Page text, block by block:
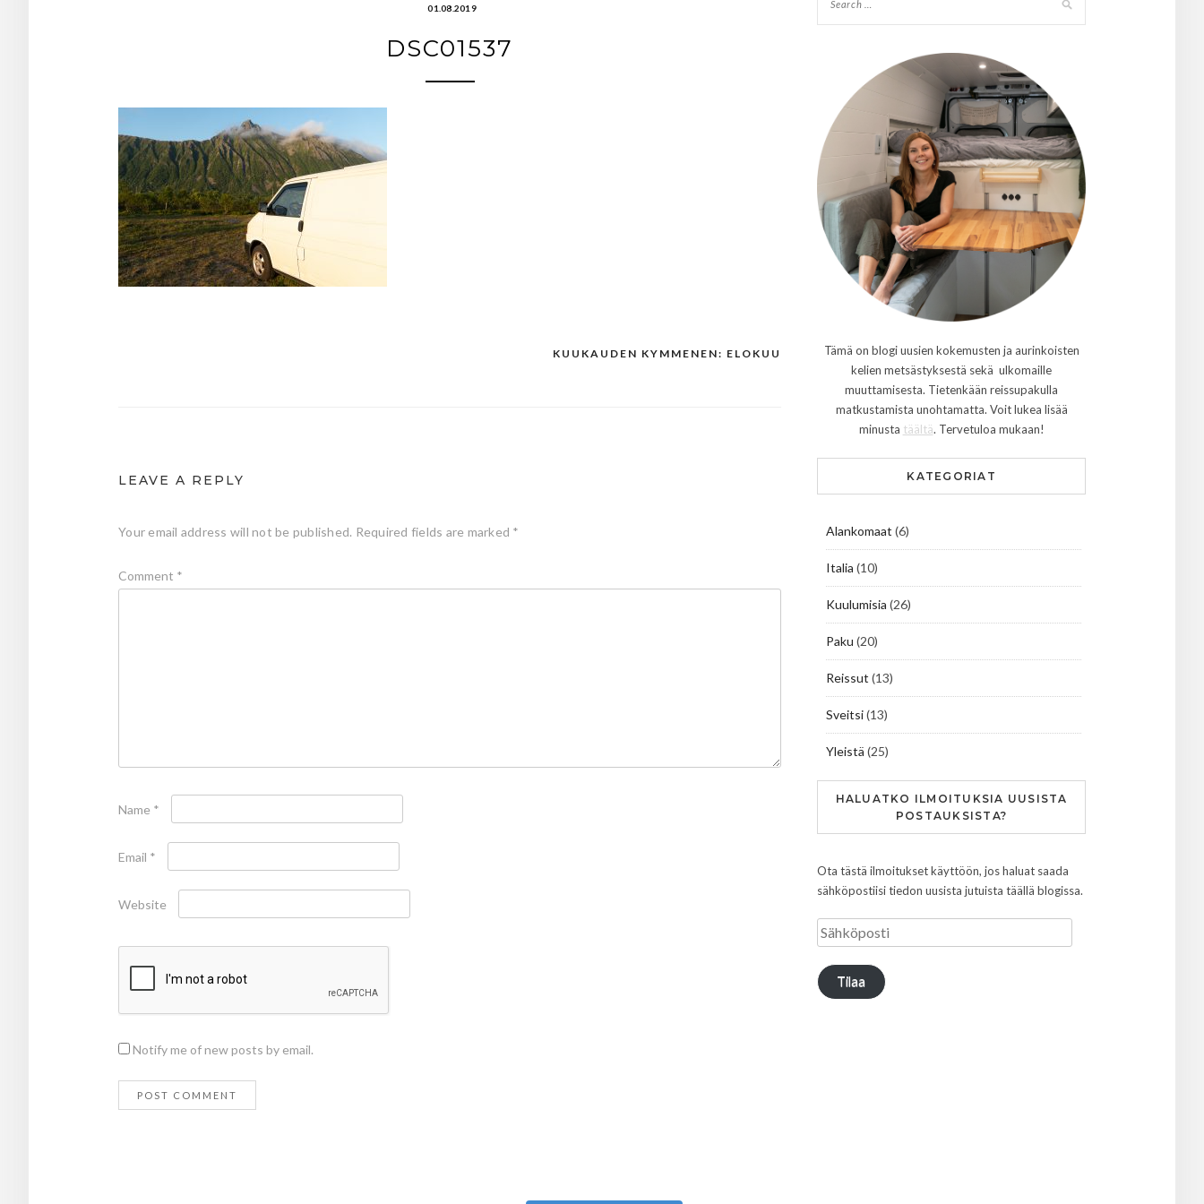
01.08.2019
DSC01537
KUUKAUDEN KYMMENEN: ELOKUU
LEAVE A REPLY
Your email address will not be published. Required fields are marked *
Comment *
Name *
Email *
Website
Notify me of new posts by email.
Tämä on blogi uusien kokemusten ja aurinkoisten
kelien metsästyksestä sekä ulkomaille
muuttamisesta. Tietenkään reissupakulla
matkustamista unohtamatta. Voit lukea lisää
minusta täältä. Tervetuloa mukaan!
KATEGORIAT
Alankomaat (6)
Italia (10)
Kuulumisia (26)
Paku (20)
Reissut (13)
Sveitsi(13)
Yleistä (25)
HALUATKO ILMOITUKSIA UUSISTA
POSTAUKSISTA?
Ota tästä ilmoitukset käyttöön, jos haluat saada
sähköpostiisi tiedon uusista jutuista täällä blogissa.
Tilaa